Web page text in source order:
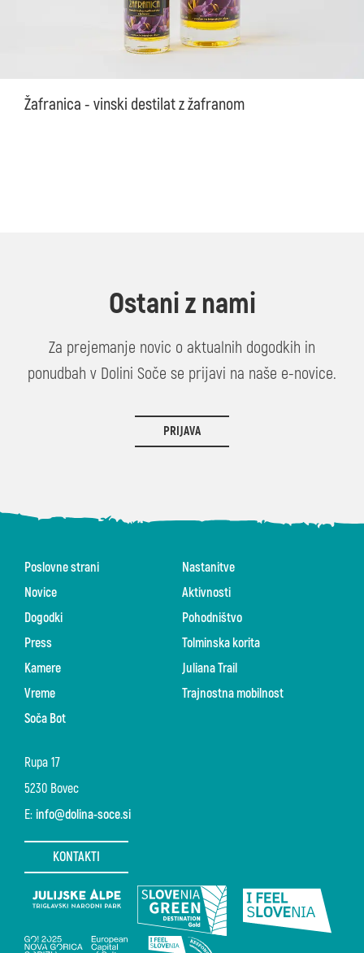
Žafranica - vinski destilat z žafranom
Ostani z nami
Za prejemanje novic o aktualnih dogodkih in
ponudbah v Dolini Soče se prijavi na naše e-novice.
PRIJAVA
Rupa 17
5230 Bovec
E: info@dolina-soce.si
KONTAKTI
Poslovne strani
Novice
Dogodki
Press
Kamere
Vreme
Soča Bot
Nastanitve
Aktivnosti
Pohodništvo
Tolminska korita
Juliana Trail
Trajnostna mobilnost